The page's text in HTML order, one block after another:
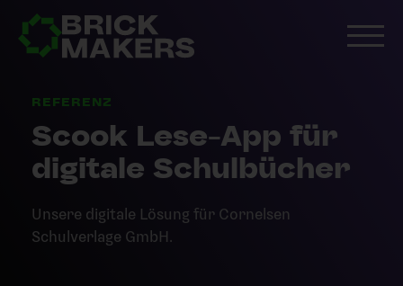
REFERENZ
Scook Lese-App für
digitale Schulbücher
Unsere digitale Lösung für Cornelsen
Schulverlage GmbH.